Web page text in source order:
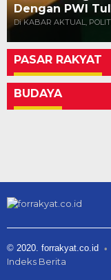
Dengan PWI
Di KABAR AKTUAL,
PASAR RAKYAT
BUDAYA
© 2020. forrakyat.co.id
Indeks Berita